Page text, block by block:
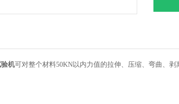
验机可对整个材料50KN以内力值的拉伸、压缩、弯曲、